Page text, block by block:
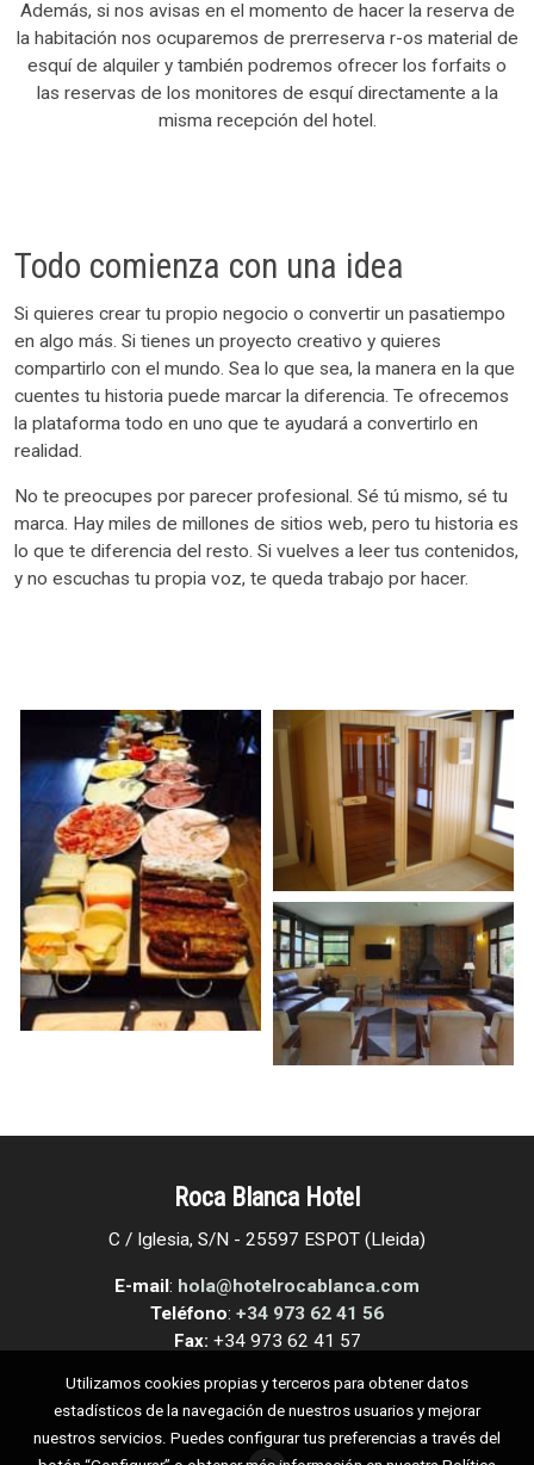
Además, si nos avisas en el momento de hacer la reserva de
la habitación nos ocuparemos de prerreserva r-os material de
esquí de alquiler y también podremos ofrecer los forfaits o
las reservas de los monitores de esquí directamente a la
misma recepción del hotel.
Todo comienza con una idea
Si quieres crear tu propio negocio o convertir un pasatiempo
en algo más. Si tienes un proyecto creativo y quieres
compartirlo con el mundo. Sea lo que sea, la manera en la que
cuentes tu historia puede marcar la diferencia. Te ofrecemos
la plataforma todo en uno que te ayudará a convertirlo en
realidad.
No te preocupes por parecer profesional. Sé tú mismo, sé tu
marca. Hay miles de millones de sitios web, pero tu historia es
lo que te diferencia del resto. Si vuelves a leer tus contenidos,
y no escuchas tu propia voz, te queda trabajo por hacer.
Roca Blanca Hotel
C / Iglesia, S/N - 25597 ESPOT (Lleida)
E-mail: hola@hotelrocablanca.com
Teléfono: +34 973 62 41 56
Fax: +34 973 62 41 57
Utilizamos cookies propias y terceros para obtener datos
estadísticos de la navegación de nuestros usuarios y mejorar
nuestros servicios. Puedes configurar tus preferencias a través del